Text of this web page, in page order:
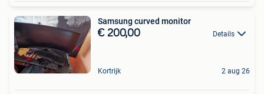
Samsung curved monitor
€ 200,00 Details
Kortrijk 2 aug 26